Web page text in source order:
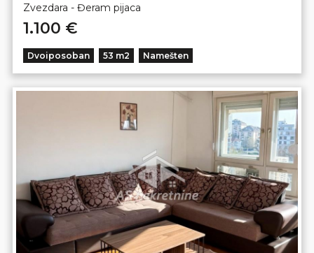
Zvezdara - Đeram pijaca
1.100 €
Dvoiposoban 53 m2 Namešten